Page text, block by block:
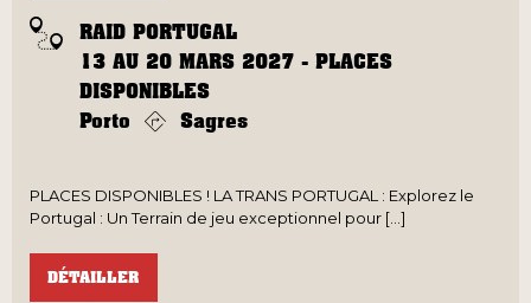
RAID PORTUGAL
13 AU 20 MARS 2027 - PLACES
DISPONIBLES
Porto
Sagres
PLACES DISPONIBLES ! LA TRANS PORTUGAL : Explorez le
Portugal : Un Terrain de jeu exceptionnel pour [...]
DÉTAILLER